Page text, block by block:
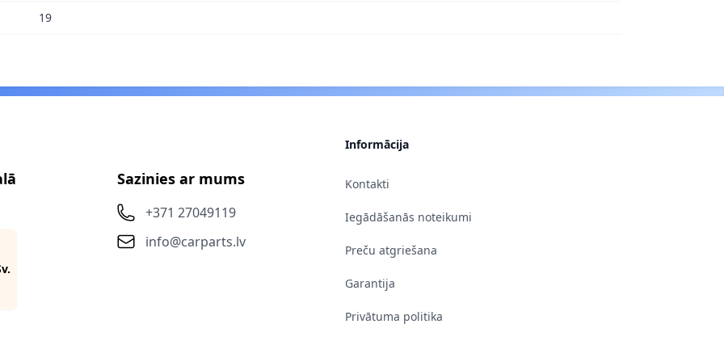
19
Sazinies ar mums
+371 27049119
info@carparts.lv
Informācija
Kontakti
Iegādāšanās noteikumi
Preču atgriešana
Garantija
Privātuma politika